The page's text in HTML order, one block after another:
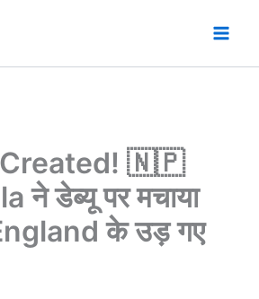
Created! 🇳🇵
ने डेब्यू पर मचाया
के उड़ गए